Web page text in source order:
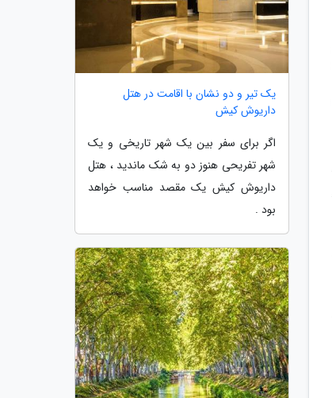
یک تیر و دو نشان با اقامت در هتل
داریوش کیش
اگر برای سفر بین یک شهر تاریخی و یک
شهر تفریحی هنوز دو به شک ماندید ، هتل
داریوش کیش یک مقصد مناسب خواهد
بود .